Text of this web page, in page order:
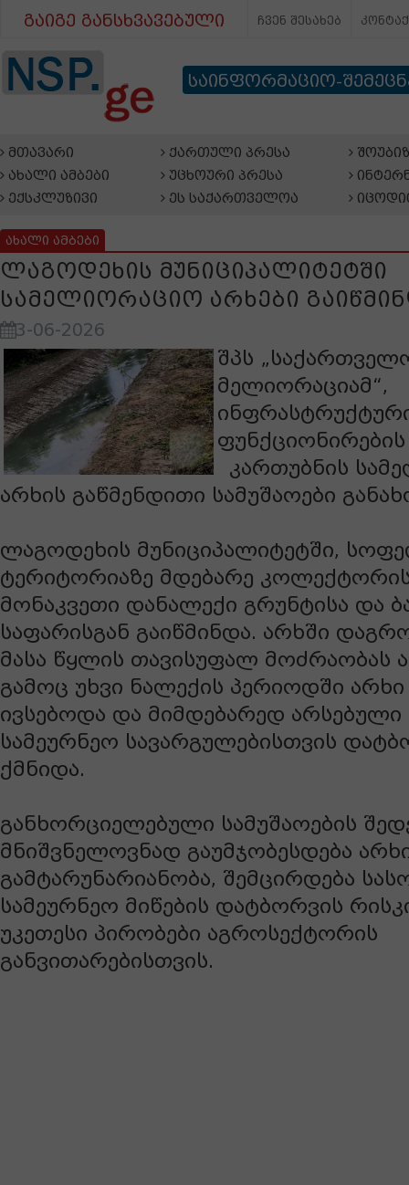
გაიგე განსხვავებული ჩვენ შესახებ
საინფორმაციო-
მთავარი
ახალი ამბები
ექსკლუზივი
ქართული პრესა
უცხოური პრესა
ეს საქართველოა
ახალი ამბები
ლაგოდეხის მუნიციპალიტეტში
სამელიორაციო არხები
3-06-2026
შპს
მელიორაციამ“,
კართუბნის
არხის გაწმენდითი სამუშაოები
ლაგოდეხის მუნიციპალიტეტში,
ტერიტორიაზე მდებარე კოლექტორის
მონაკვეთი დანალექი გრუნტისა და
საფარისგან გაიწმინდა. არხში
მასა წყლის თავისუფალ მოძრაობას
გამოც უხვი ნალექის პერიოდში
ივსებოდა და მიმდებარედ
სამეურნეო სავარგულებისთვის
ქმნიდა.
განხორციელებული სამუშაოების
მნიშვნელოვნად გაუმჯობესდება
გამტარუნარიანობა, შემცირდება
სამეურნეო მიწების დატბორვის
უკეთესი პირობები აგროსექტორის
განვითარებისთვის.